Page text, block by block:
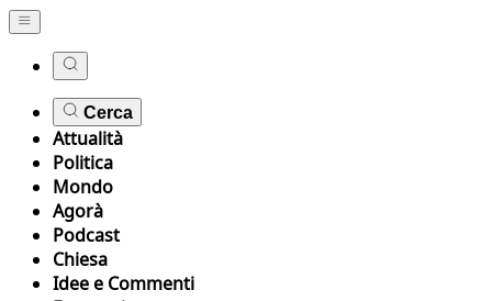
Cerca
Attualità
Politica
Mondo
Agorà
Podcast
Chiesa
Idee e Commenti